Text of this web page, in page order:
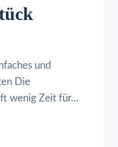
und
Die
wenig Zeit für…